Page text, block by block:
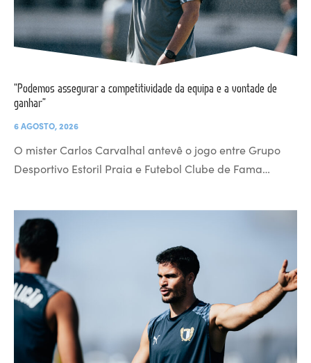
“Podemos assegurar a competitividade da equipa e a vontade de
ganhar”
6 AGOSTO, 2026
O mister Carlos Carvalhal antevê o jogo entre Grupo
Desportivo Estoril Praia e Futebol Clube de Fama…